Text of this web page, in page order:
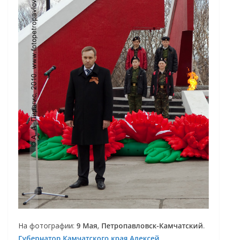
На фотографии: 9 Мая, Петропавловск-Камчатский.
Губернатор Камчатского края Алексей